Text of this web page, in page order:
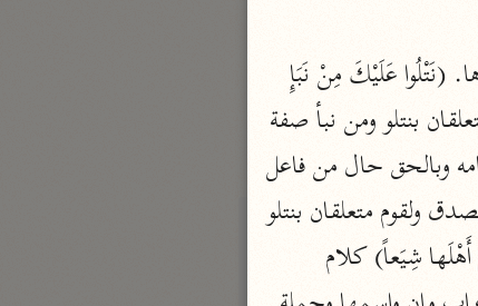
نحو ٣ مجلدات
مدارك التنزيل
النسفي (٧١٠ هـ)
نحو ٣ مجلدات
الوجيز
الواحدي (٤٦٨ هـ)
نحو مجلد
(طسم تِلْكَ آياتُ الْكِتابِ الْمُبِينِ) تقدم القول فيها وتلك مبتدأ وآيات الكتاب المبين خبرها. (نَتْلُوا عَلَيْكَ مِنْ نَبَإِ
لمفعول به محذوف أي شيئا من قصة موسى وفرعون وفيه حذف الموصوف وإقامة الصفة مقامه وبالحق حال من فاعل
نتلو أي حال كوننا ملتبسين بالحق والصدق أو من المفعول أي حال كونه ملتبسا بالحق والصدق ولقوم متعلقان بنتلو